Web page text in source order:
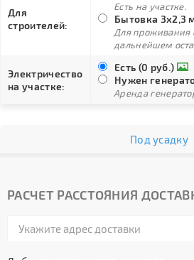
Для
строителей:
Есть на участке.
Бытовка 3х2,3
Для проживания
дальнейшем
Электричество
на участке:
Есть (0 руб.)
Нужен
Аренда
Под усадку
РАСЧЕТ РАССТОЯНИЯ